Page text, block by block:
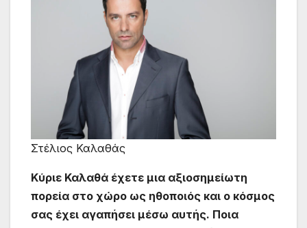
Στέλιος Καλαθάς
Κύριε Καλαθά έχετε μια αξιοσημείωτη
πορεία στο χώρο ως ηθοποιός και ο κόσμος
σας έχει αγαπήσει μέσω αυτής. Ποια